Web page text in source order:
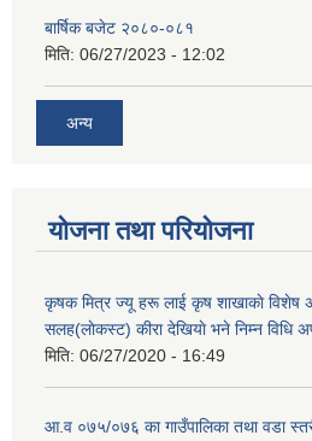
बार्षिक बजेट २०८०-०८१
मिति: 06/27/2023 - 12:02
अन्य
योजना तथा परियोजना
कृषक मित्र ज्यू हरू लाई कृष शाखाकाे विशेष
सलह(लाेकस्ट) कीरा देखियाे भने निम्न विधि
मिति: 06/27/2020 - 16:49
आ‍.व ०७५/०७६ का गाउँपालिका तथा वडा